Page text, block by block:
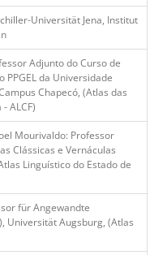
Universität Jena, Institut
Adjunto do Curso de
PPGEL da Universidade
Chapecó, (Atlas das
ALCF)
Mourivaldo: Professor
Clássicas e Vernáculas
Linguístico do Estado de
für Angewandte
Universität Augsburg, (Atlas